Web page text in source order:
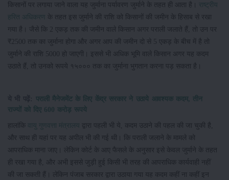
किसानों पर लगाया जाने वाला यह जुर्माना पर्यावरण जुर्माने के तहत ही आता है।
राष्ट्रीय
हरित अधिकरण
के तहत इस जुर्माने की राशि को किसानों की जमीन के हिसाब से रखा
गया है। जैसे कि 2 एकड़ तक की जमीन वाले किसान अगर पराली जलाते हैं, तो उन पर
₹2500 तक का जुर्माना होगा और अगर आप की जमीन दो से 5 एकड़ के बीच में है तो
जुर्माने की राशि 5000 हो जाएगी। इससे भी अधिक भूमि वाले किसान अगर यह कदम
उठाते हैं, तो उनको रूपये १५००० तक का जुर्माना भुगतान करना पड़ सकता है।
पराली मैनेजमेंट के लिए केंद्र सरकार ने उठाये आवश्यक कदम, तीन
राज्यों को दिए 600 करोड़ रूपये
हालांकि
वायु गुणवत्ता मंत्रालय
द्वारा पहली भी ये, कदम उठाने की पहल की जा चुकी है,
और साथ ही यहां पर यह अपील भी की गई थी। कि पराली जलाने के मामले को
आपराधिक माना जाए। लेकिन कोर्ट के आए फैसले के अनुसार इसे केवल जुर्माने के तहत
ही रखा गया है, और अभी इससे जुड़ी हुई किसी भी तरह की आपराधिक कार्यवाही नहीं
की जा सकती हैं। लेकिन पंजाब सरकार द्वारा उठाया गया यह कदम कहीं ना कहीं इन